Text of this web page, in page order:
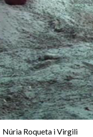
Núria Roqueta i Virgili